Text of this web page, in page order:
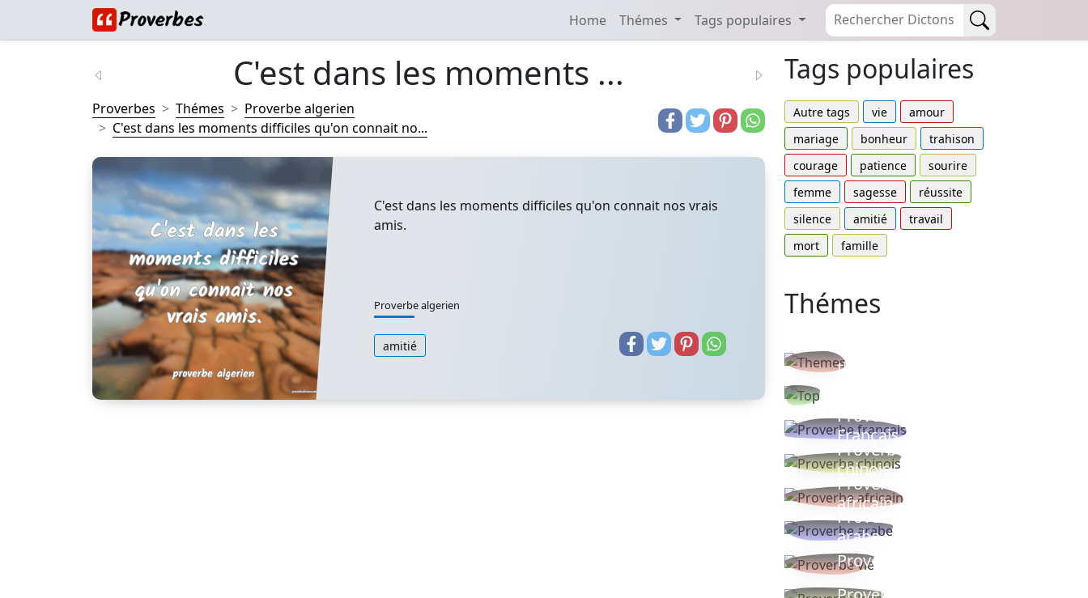
Home Thémes Tags populaires
C'est dans les moments ...
Proverbes Thémes
Proverbe algerien
C'est dans les moments difficiles qu'on connait no...
C'est dans les moments difficiles qu'on connait nos vrais
amis.
Proverbe algerien
amitié
Tags populaires
Autre tags vie
amour
mariage
bonheur
trahison
courage
patience
sourire
femme
sagesse
réussite
silence
amitié
travail
mort
famille
Thémes
thèmes
Proverbe
Français
Proverbe
chinois
Proverbe
africain
Proverbe
arabe
Proverbe vie